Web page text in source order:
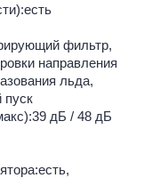
фильтр,
направления
льда,
пуск
дБ / 48 дБ